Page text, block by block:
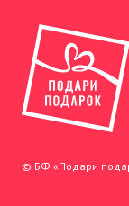
© БФ «Подари